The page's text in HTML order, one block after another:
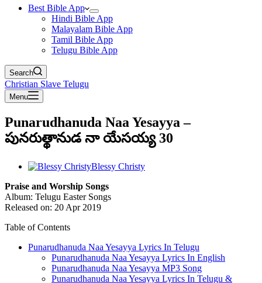
Best Bible App
Hindi Bible App
Malayalam Bible App
Tamil Bible App
Telugu Bible App
Search
Christian Slave Telugu
Menu
Punarudhanuda Naa Yesayya –
పునరుత్థానుడ నా యేసయ్య 30
Blessy Christy
Praise and Worship Songs
Album: Telugu Easter Songs
Released on: 20 Apr 2019
Table of Contents
Punarudhanuda Naa Yesayya Lyrics In Telugu
Punarudhanuda Naa Yesayya Lyrics In English
Punarudhanuda Naa Yesayya MP3 Song
Punarudhanuda Naa Yesayya Lyrics In Telugu &